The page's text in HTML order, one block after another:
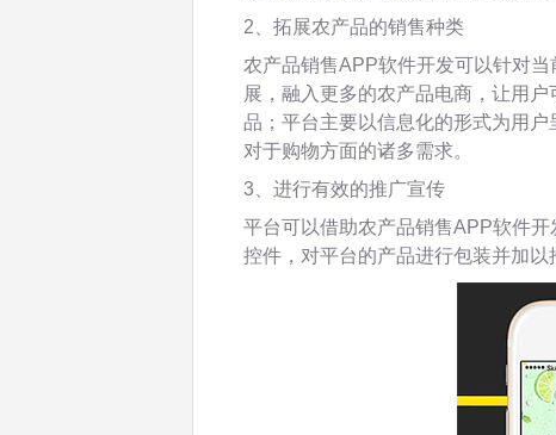
2、拓展农产品的销售种类
农产品销售APP软件开发可以针对
展，融入更多的农产品电商，让用
品；平台主要以信息化的形式为用
对于购物方面的诸多需求。
3、进行有效的推广宣传
平台可以借助农产品销售APP软件
控件，对平台的产品进行包装并加以